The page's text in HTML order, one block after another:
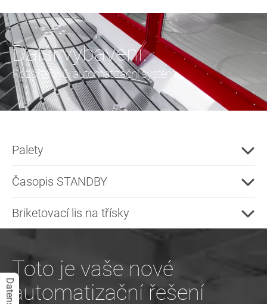
Další vybavení.
Rozšiřte svůj automatizační systém.
Palety
Časopis STANDBY
Briketovací lis na třísky
Toto je vaše nové
automatizační řešení